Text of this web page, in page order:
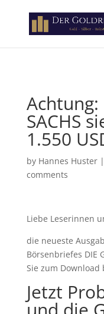
Achtung:
SACHS
1.550
by Hannes Huster|
comments
Liebe Leserinnen
die neueste
Börsenbriefes DIE
Sie zum Download
Jetzt